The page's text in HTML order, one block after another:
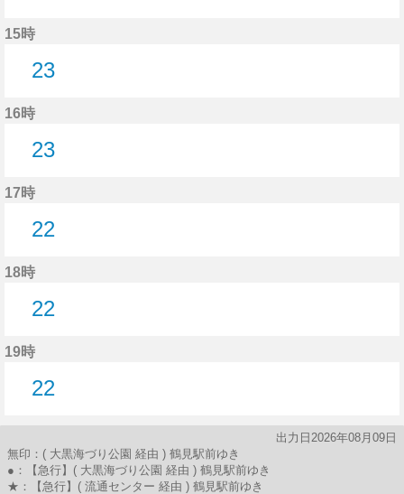
15時
23
16時
23
17時
22
18時
22
19時
22
出力日2026年08月09日
無印：( 大黒海づり公園 経由 ) 鶴見駅前ゆき
●：【急行】( 大黒海づり公園 経由 ) 鶴見駅前ゆき
★：【急行】( 流通センター 経由 ) 鶴見駅前ゆき